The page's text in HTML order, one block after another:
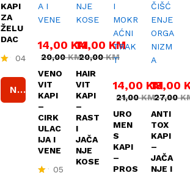
KAPI
ZA
ŽELU
DAC
cj
je
04
Naruči
14,00 KM
20,00KM
VENO
VIT
KAPI
–
CIRK
ULAC
IJA I
VENE
05
14,00 KM
20,00KM
HAIR
VIT
KAPI
–
RAST
I
JAČA
NJE
KOSE
14,00 KM
21,00KM
URO
MEN
S
KAPI
–
PROS
18,00
27,00
ANTI
TOX
KAPI
–
JAČA
NJE I